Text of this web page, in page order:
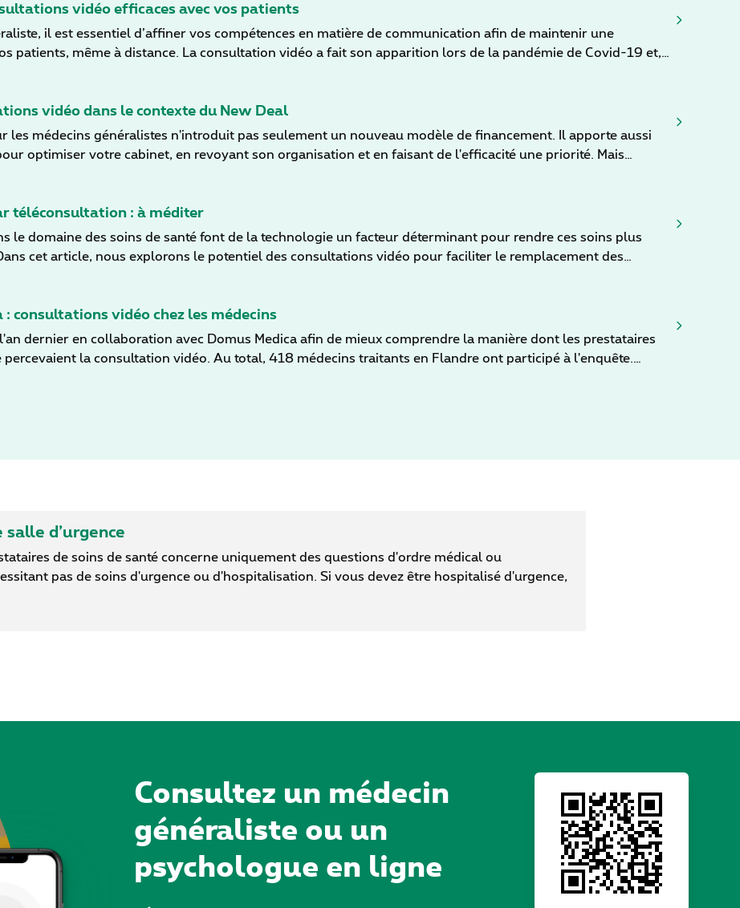
vidéo efficaces avec vos patients
il est essentiel d’affiner vos compétences en matière de communication afin de maintenir une
patients, même à distance. La consultation vidéo a fait son apparition lors de la pandémie de Covid-19 et,
effective des compétences de communication verbale et non verbale. Dès lors, voici
aideront à utiliser la consultation vidéo dans votre cabinet et à en améliorer l’efficacité.
vidéo dans le contexte du New Deal
les médecins généralistes n'introduit pas seulement un nouveau modèle de financement. Il apporte aussi
optimiser votre cabinet, en revoyant son organisation et en faisant de l'efficacité une priorité. Mais
le cadre du New Deal.
téléconsultation : à méditer
le domaine des soins de santé font de la technologie un facteur déterminant pour rendre ces soins plus
médecin généraliste expérimenté.
: consultations vidéo chez les médecins
dernier en collaboration avec Domus Medica afin de mieux comprendre la manière dont les prestataires
percevaient la consultation vidéo. Au total, 418 médecins traitants en Flandre ont participé à l'enquête.
salle d’urgence
de soins de santé concerne uniquement des questions d'ordre médical ou
pas de soins d'urgence ou d'hospitalisation. Si vous devez être hospitalisé d'urgence,
Consultez un médecin
généraliste ou un
psychologue en ligne